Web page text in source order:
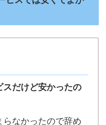
だけど安かったの
なかったので辞め